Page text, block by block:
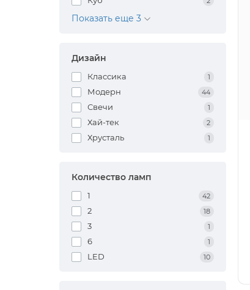
Показать еще 3
Дизайн
Классика 1
Модерн 44
Свечи 1
Хай-тек 2
Хрусталь 1
Количество ламп
1 42
2 18
3 1
6 1
LED 10